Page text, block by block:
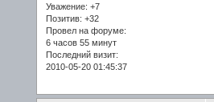
Уважение: +7
Позитив: +32
Провел на форуме:
6 часов 55 минут
Последний визит:
2010-05-20 01:45:37